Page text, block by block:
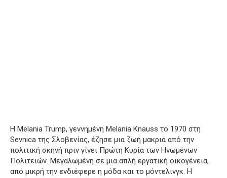
Η Melania Trump, γεννημένη Melania Knauss το 1970 στη
Sevnica της Σλοβενίας, έζησε μια ζωή μακριά από την
πολιτική σκηνή πριν γίνει Πρώτη Κυρία των Ηνωμένων
Πολιτειών. Μεγαλωμένη σε μια απλή εργατική οικογένεια,
από μικρή την ενδιέφερε η μόδα και το μόντελινγκ. Η